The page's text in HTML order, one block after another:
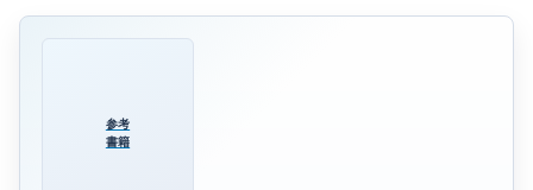
参考
書籍